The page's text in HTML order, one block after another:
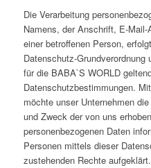
Die Verarbeitung
Namens, der Anschrift, E-
einer betroffenen Person,
Datenschutz-
für die BABA`S WORLD
Datenschutzbestimmungen.
möchte unser Unternehmen
und Zweck der von uns
personenbezogenen Daten
Personen mittels dieser
zustehenden Rechte aufgeklärt.